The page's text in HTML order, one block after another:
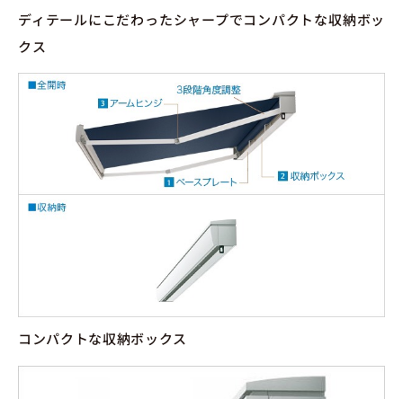
ディテールにこだわったシャープでコンパクトな収納ボッ
クス
コンパクトな収納ボックス